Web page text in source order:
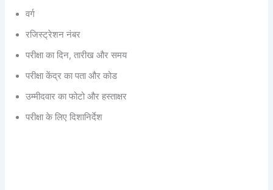
वर्ग
रजिस्ट्रेशन नंबर
परीक्षा का दिन, तारीख और समय
परीक्षा केंद्र का पता और कोड
उम्मीदवार का फोटो और हस्ताक्षर
परीक्षा के लिए दिशानिर्देश